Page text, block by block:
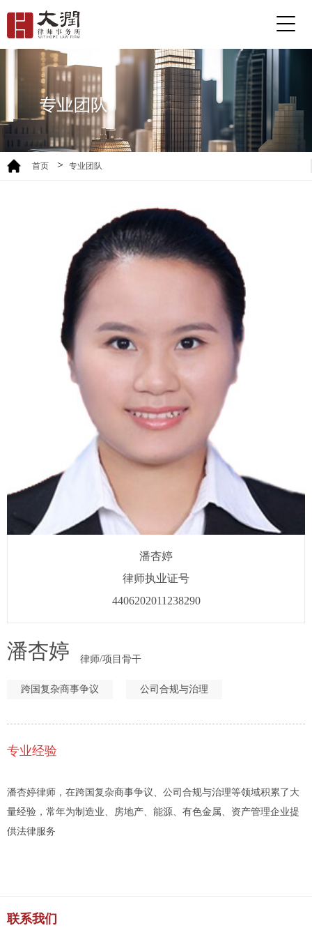
首页 > 专业团队
潘杏婷
律师执业证号
4406202011238290
潘杏婷 律师/项目骨干
跨国复杂商事争议 公司合规与治理
专业经验
潘杏婷律师，在跨国复杂商事争议、公司合规与治理等领域积累了大
量经验，常年为制造业、房地产、能源、有色金属、资产管理企业提
供法律服务
联系我们